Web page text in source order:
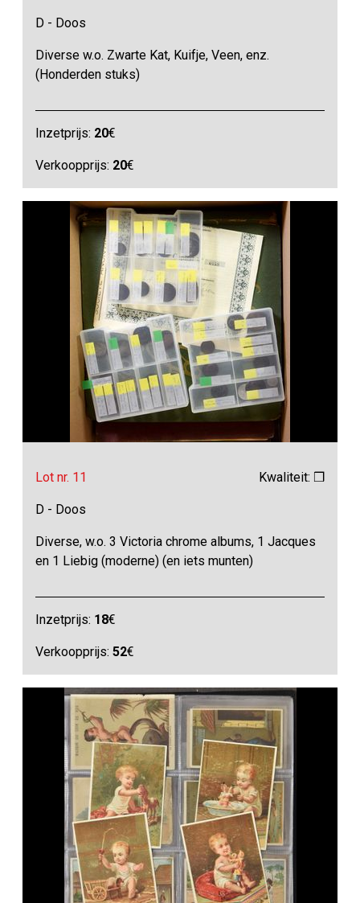
D - Doos
Diverse w.o. Zwarte Kat, Kuifje, Veen, enz.
(Honderden stuks)
Inzetprijs: 20€
Verkoopprijs: 20€
Lot nr. 11 Kwaliteit: ❒
D - Doos
Diverse, w.o. 3 Victoria chrome albums, 1 Jacques
en 1 Liebig (moderne) (en iets munten)
Inzetprijs: 18€
Verkoopprijs:52€